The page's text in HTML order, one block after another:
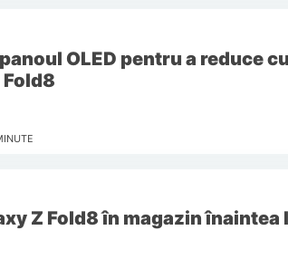
OLED pentru a reduce
Z Fold8 în magazin înaintea